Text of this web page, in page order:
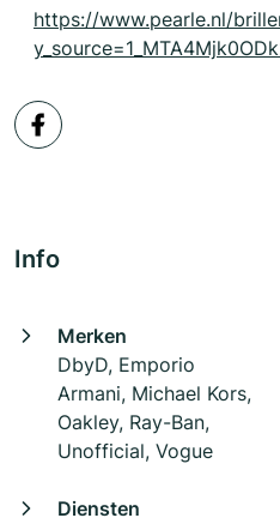
https://www.pearle.nl/
Info
Merken
DbyD, Emporio
Armani, Michael Kors,
Oakley, Ray-Ban,
Unofficial, Vogue
Diensten